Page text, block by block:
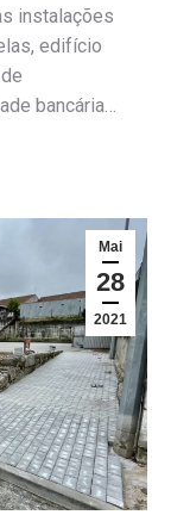
instalações
edifício
bancária…
Mai
28
2021